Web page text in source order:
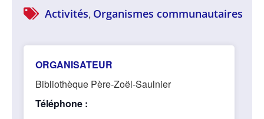
Activités, Organismes communautaires
ORGANISATEUR
Bibliothèque Père-Zoël-Saulnier
Téléphone :